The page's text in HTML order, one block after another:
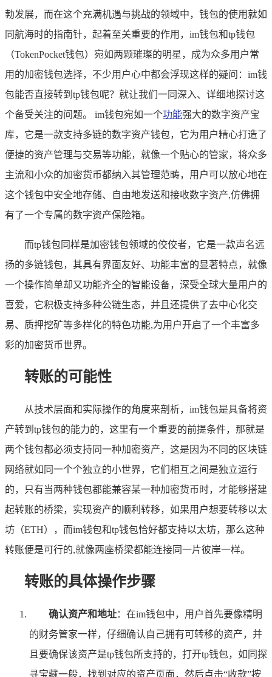
勃发展，而在这个充满机遇与挑战的领域中，钱包的使用就如
同航海时的指南针，起着至关重要的作用，im钱包和tp钱包
（TokenPocket钱包）宛如两颗璀璨的明星，成为众多用户常
用的加密钱包选择，不少用户心中都会浮现这样的疑问：im钱
包能否直接转到tp钱包呢？就让我们一同深入、详细地探讨这
个备受关注的问题。 im钱包宛如一个功能强大的数字资产宝
库，它是一款支持多链的数字资产钱包，它为用户精心打造了
便捷的资产管理与交易等功能，就像一个贴心的管家，将众多
主流和小众的加密货币都纳入其管理范畴，用户可以放心地在
这个钱包中安全地存储、自由地发送和接收数字资产,仿佛拥
有了一个专属的数字资产保险箱。
而tp钱包同样是加密钱包领域的佼佼者，它是一款声名远
扬的多链钱包，其具有界面友好、功能丰富的显著特点，就像
一个操作简单却又功能齐全的智能设备，深受全球大量用户的
喜爱，它积极支持多种公链生态，并且还提供了去中心化交
易、质押挖矿等多样化的特色功能,为用户开启了一个丰富多
彩的加密货币世界。
转账的可能性
从技术层面和实际操作的角度来剖析，im钱包是具备将资
产转到tp钱包的能力的，这里有一个重要的前提条件，那就是
两个钱包都必须支持同一种加密资产，这是因为不同的区块链
网络就如同一个个独立的小世界，它们相互之间是独立运行
的，只有当两种钱包都能兼容某一种加密货币时，才能够搭建
起转账的桥梁，实现资产的顺利转移，如果用户想要转移以太
坊（ETH），而im钱包和tp钱包恰好都支持以太坊，那么这种
转账便是可行的,就像两座桥梁都能连接同一片彼岸一样。
转账的具体操作步骤
确认资产和地址：在im钱包中，用户首先要像精明
的财务管家一样，仔细确认自己拥有可转移的资产，并
且要确保该资产是tp钱包所支持的，打开tp钱包，如同探
寻宝藏一般，找到对应的资产页面，然后点击“收款”按